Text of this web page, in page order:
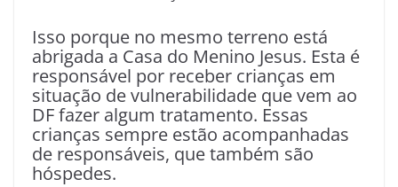
Isso porque no mesmo terreno está
abrigada a Casa do Menino Jesus. Esta é
responsável por receber crianças em
situação de vulnerabilidade que vem ao
DF fazer algum tratamento. Essas
crianças sempre estão acompanhadas
de responsáveis, que também são
hóspedes.